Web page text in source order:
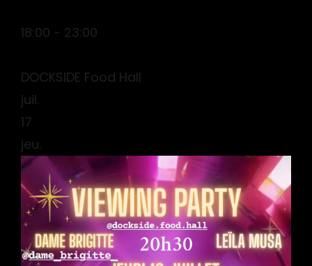
18:00 - 23:00
DOCKSIDE Food Hall
juil.
17
jeu.